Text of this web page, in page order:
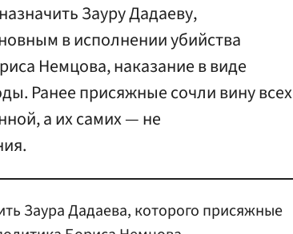
Зауру Дадаеву,
в исполнении убийства
Немцова, наказание в виде
Ранее присяжные сочли вину всех
а их самих — не
Заура Дадаева, которого присяжные